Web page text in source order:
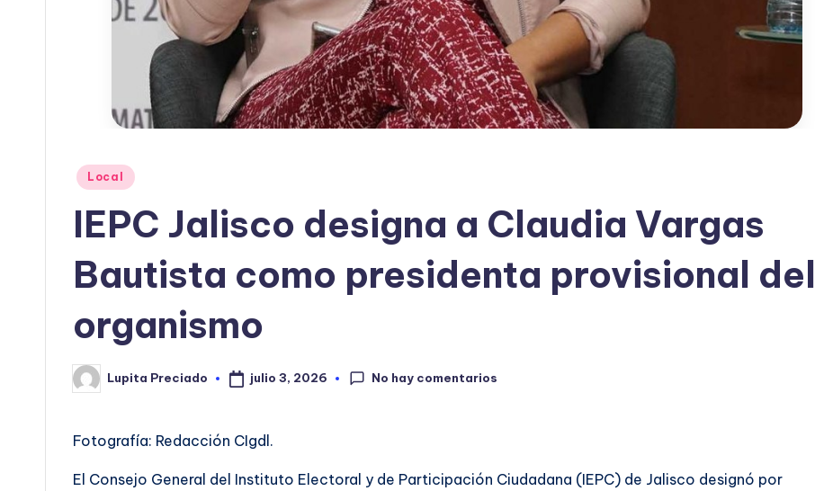
Publicado
Local
IEPC Jalisco designa a Claudia Vargas
Bautista como presidenta provisional del
organismo
Publicado
por
Lupita Preciado julio 3, 2026 No hay comentarios
Fotografía: Redacción CIgdl.
El Consejo General del Instituto Electoral y de Participación Ciudadana (IEPC) de Jalisco designó por